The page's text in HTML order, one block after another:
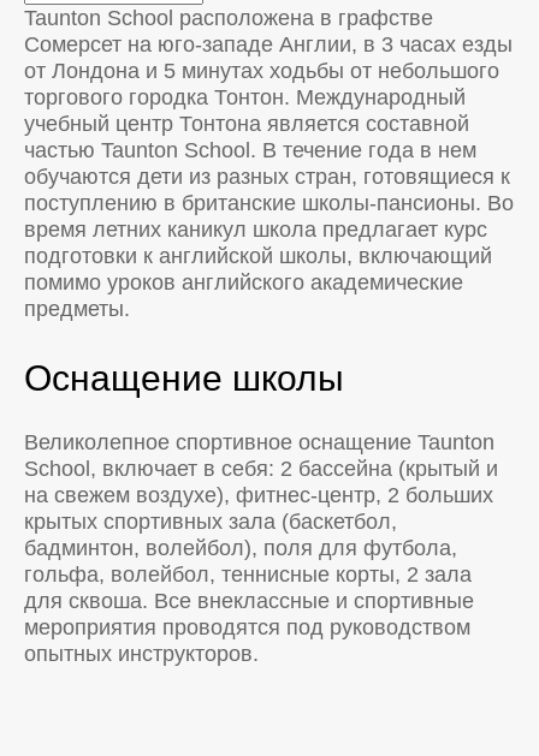
Taunton School расположена в графстве
Сомерсет на юго-западе Англии, в 3 часах езды
от Лондона и 5 минутах ходьбы от небольшого
торгового городка Тонтон. Международный
учебный центр Тонтона является составной
частью Taunton School. В течение года в нем
обучаются дети из разных стран, готовящиеся к
поступлению в британские школы-пансионы. Во
время летних каникул школа предлагает курс
подготовки к английской школы, включающий
помимо уроков английского академические
предметы.
Оснащение школы
Великолепное спортивное оснащение Taunton
School, включает в себя: 2 бассейна (крытый и
на свежем воздухе), фитнес-центр, 2 больших
крытых спортивных зала (баскетбол,
бадминтон, волейбол), поля для футбола,
гольфа, волейбол, теннисные корты, 2 зала
для сквоша. Все внеклассные и спортивные
мероприятия проводятся под руководством
опытных инструкторов.